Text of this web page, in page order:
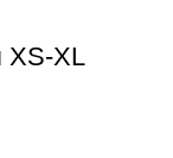
XS-XL